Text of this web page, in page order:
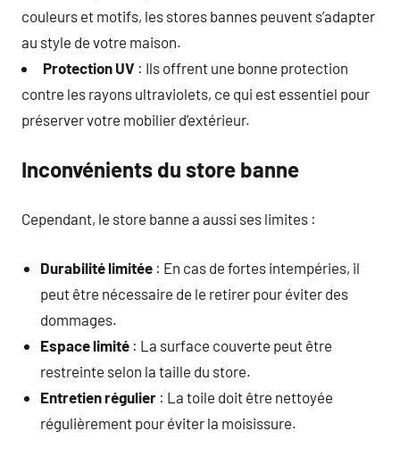
couleurs et motifs, les stores bannes peuvent s’adapter
au style de votre maison.
Protection UV : Ils offrent une bonne protection
contre les rayons ultraviolets, ce qui est essentiel pour
préserver votre mobilier d’extérieur.
Inconvénients du store banne
Cependant, le store banne a aussi ses limites :
Durabilité limitée : En cas de fortes intempéries, il
peut être nécessaire de le retirer pour éviter des
dommages.
Espace limité : La surface couverte peut être
restreinte selon la taille du store.
Entretien régulier : La toile doit être nettoyée
régulièrement pour éviter la moisissure.